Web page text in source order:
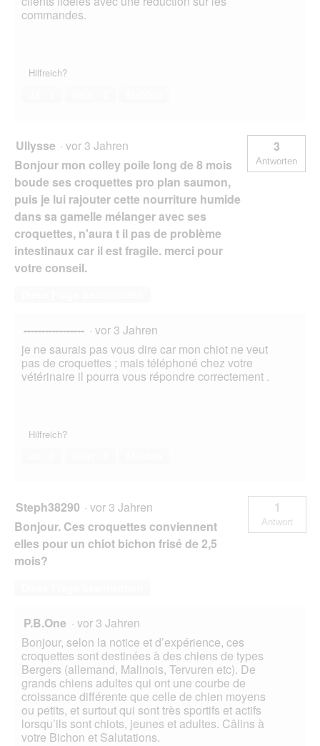
commandes.
Hilfreich?
Ullysse · vor 3 Jahren
Bonjour mon colley poile long de 8 mois
boude ses croquettes pro plan saumon,
puis je lui rajouter cette nourriture humide
dans sa gamelle mélanger avec ses
croquettes, n'aura t il pas de problème
intestinaux car il est fragile. merci pour
votre conseil.
3
Antworten
----------------- · vor 3 Jahren
je ne saurais pas vous dire car mon chiot ne veut
pas de croquettes ; mais téléphoné chez votre
vétérinaire il pourra vous répondre correctement .
Hilfreich?
Steph38290 · vor 3 Jahren
Bonjour. Ces croquettes conviennent
elles pour un chiot bichon frisé de 2,5
mois?
1
Antwort
P.B.One · vor 3 Jahren
Bonjour, selon la notice et d’expérience, ces
croquettes sont destinées à des chiens de types
Bergers (allemand, Malinois, Tervuren etc). De
grands chiens adultes qui ont une courbe de
croissance différente que celle de chien moyens
ou petits, et surtout qui sont très sportifs et actifs
lorsqu’ils sont chiots, jeunes et adultes. Câlins à
votre Bichon et Salutations.